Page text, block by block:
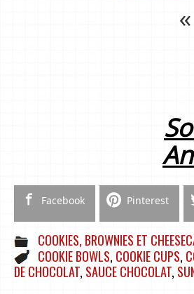
«
Facebook Pinterest
COOKIES, BROWNIES ET
COOKIE BOWLS, COOKIE CUPS,
DE CHOCOLAT, SAUCE CHOCOLAT,